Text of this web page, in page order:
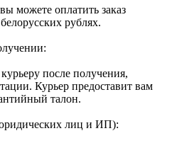
можете оплатить заказ
рублях.
после получения,
Курьер предоставит вам
талон.
лиц и ИП):